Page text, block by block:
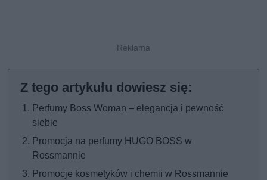
Perfumy Boss Woman – elegancja i pewność
siebie
Promocja na perfumy HUGO BOSS w
Rossmannie
Promocje kosmetyków i chemii w Rossmannie